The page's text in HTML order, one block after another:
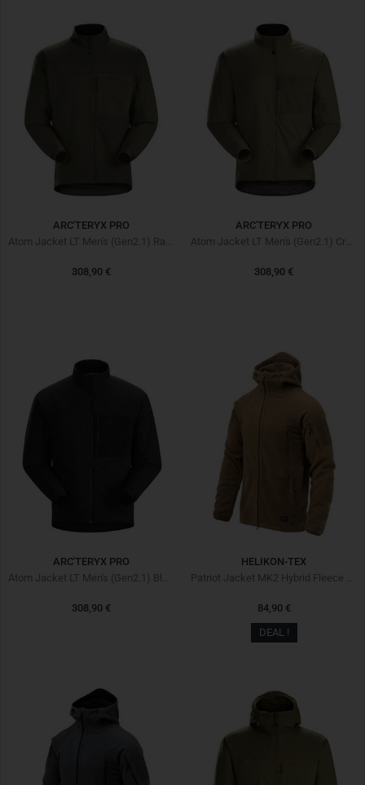
ARC'TERYX PRO
Atom Jacket LT Men's (Gen2.1) Ranger Green
308,90 €
ARC'TERYX PRO
Atom Jacket LT Men's (Gen2.1) Crocodile
308,90 €
ARC'TERYX PRO
308,90 €
HELIKON-TEX
84,90 €
DEAL !